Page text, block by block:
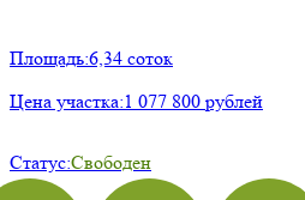
Площадь:6,34 соток
Цена участка:1 077 800 рублей
Статус:Свободен